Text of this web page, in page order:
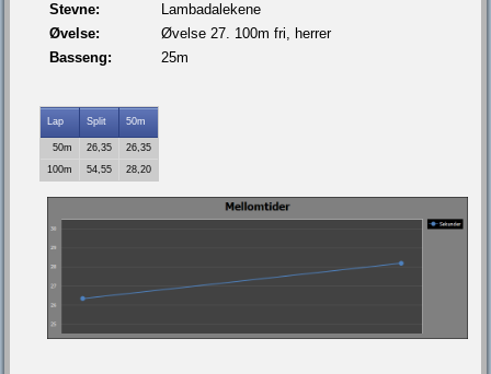
Stevne:
Lambadalekene
Øvelse:
Øvelse 27. 100m fri, herrer
Basseng:
25m
Lap Split 50m
50m 26,35
26,35
100m
54,55 28,20